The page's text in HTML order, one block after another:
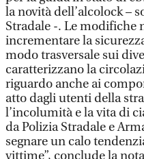
la novità dell’alcolock –
Stradale -. Le modifiche
incrementare la
modo trasversale sui
caratterizzano la
riguardo anche ai
atto dagli utenti della
l’incolumità e la vita di
da Polizia Stradale e
segnare un calo
vittime”, conclude la